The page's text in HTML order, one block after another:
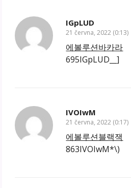
IGpLUD
21 června, 2022 (0:13)
에볼루션바카라
695IGpLUD__]
IVOIwM
21 června, 2022 (0:17)
에볼루션블랙잭
863IVOIwM*\)